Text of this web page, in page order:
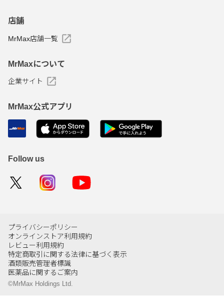
店舗
MrMax店舗一覧
MrMaxについて
企業サイト
MrMax公式アプリ
Follow us
プライバシーポリシー
オンラインストア利用規約
レビュー利用規約
特定商取引に関する法律に基づく表示
酒類販売管理者標識
医薬品に関するご案内
©MrMax Holdings Ltd.